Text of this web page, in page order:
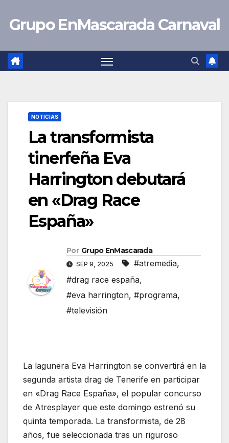
Grupo EnMascarada Carnaval
NOTICIAS
La transformista
tinerfeña Eva
Harrington debutará
en «Drag Race
España»
Por Grupo EnMascarada
SEP 9, 2025 #atremedia,
#drag race españa,
#eva harrington, #programa,
#televisión
La lagunera Eva Harrington se convertirá en la
segunda artista drag de Tenerife en participar
en «Drag Race España», el popular concurso
de Atresplayer que este domingo estrenó su
quinta temporada. La transformista, de 28
años, fue seleccionada tras un riguroso